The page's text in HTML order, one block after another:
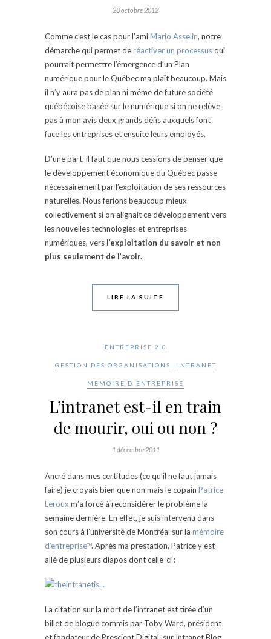
28 octobre 2012
Comme c’est le cas pour l’amiMario Asselin, notre
démarche qui permet deréactiver un processusqui
pourrait permettre l’émergence d’un Plan
numérique pour le Québec ma plaît beaucoup. Mais
il n’y aura pas de plan ni même de future société
québécoise basée sur le numérique si on ne relève
pas à mon avis deux grands défis auxquels font
face les entreprises et ensuite leurs employés.
D’une part, il faut que nous cessions de penser que
le développement économique du Québec passe
nécessairement par l’exploitation de ses ressources
naturelles. Nous ferions beaucoup mieux
collectivement si on alignait ce développement vers
les nouvelles technologies et entreprises
numériques, vers l’exploitation du savoir et non
plus seulement de l’avoir.
LIRE LA SUITE
ENTREPRISE 2.0
GESTION DES ORGANISATIONS INTRANET
MÉMOIRE D'ENTREPRISE
L’intranet est-il en train
de mourir, oui ou non ?
1 décembre 2011
Ancré dans mes certitudes (ce qu’il ne faut jamais
faire) je croyais bien que non mais le copain Patrice
Leroux m’a forcé à reconsidérer le problème la
semaine dernière. En effet, je suis intervenu dans
son cours à l’université de Montréal sur la mémoire
d’entreprise™. Après ma prestation, Patrice y est
allé de plusieurs diapos dont celle-ci :
La citation sur la mort de l’intranet est tirée d’un
billet de blogue commis par Toby Ward, président